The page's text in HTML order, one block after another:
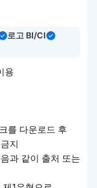
로고 BI/CI
용
를 다운로드 후
지
과 같이 출처 또는